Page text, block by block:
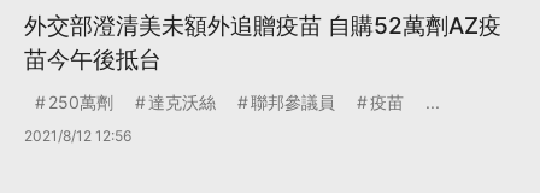
外交部澄清美未額外追贈疫苗 自購52萬劑AZ疫
苗今午後抵台
250萬劑 達克沃絲 聯邦參議員 疫苗 ...
2021/8/12 12:56